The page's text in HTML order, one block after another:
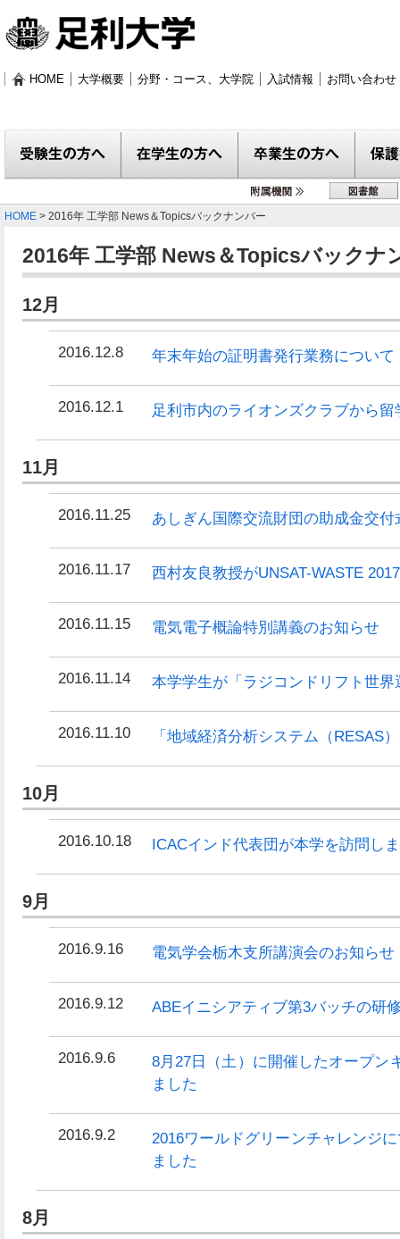
HOME 大学概要 分野・コース、大学院 入試情報 お問い合わせ
卒業生の方へ
保護者
附属機関
HOME > 2016年 工学部 News＆Topicsバックナンバー
2016年 工学部 News＆Topicsバックナ
12月
2016.12.8 年末年始の証明書発行業務について
2016.12.1 足利市内のライオンズクラブから
11月
2016.11.25 あしぎん国際交流財団の助成金交
2016.11.17 西村友良教授がUNSAT-WASTE
2016.11.15 電気電子概論特別講義のお知らせ
2016.11.14 本学学生が「ラジコンドリフト世
2016.11.10 「地域経済分析システム（RESAS
10月
2016.10.18 ICACインド代表団が本学を訪問し
9月
2016.9.16 電気学会栃木支所講演会のお知らせ
2016.9.12 ABEイニシアティブ第3バッチの研
2016.9.6
8月27日（土）に開催したオープン
ました
2016.9.2
2016ワールドグリーンチャレンジ
ました
8月